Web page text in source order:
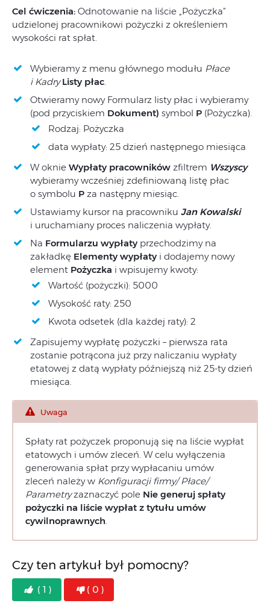
Cel ćwiczenia: Odnotowanie na liście „Pożyczka”
udzielonej pracownikowi pożyczki z określeniem
wysokości rat spłat.
Wybieramy z menu głównego modułu Płace
i KadryListy płac.
Otwieramy nowy Formularz listy płac i wybieramy
(pod przyciskiem Dokument) symbol P (Pożyczka).
Rodzaj: Pożyczka
data wypłaty: 25 dzień następnego miesiąca
W oknie Wypłaty pracowników zfiltrem Wszyscy
wybieramy wcześniej zdefiniowaną listę płac
o symbolu P za następny miesiąc.
Ustawiamy kursor na pracowniku Jan Kowalski
i uruchamiany proces naliczenia wypłaty.
Na Formularzu wypłaty przechodzimy na
zakładkę Elementy wypłaty i dodajemy nowy
element Pożyczka i wpisujemy kwoty:
Wartość (pożyczki): 5000
Wysokość raty: 250
Kwota odsetek (dla każdej raty): 2
Zapisujemy wypłatę pożyczki – pierwsza rata
zostanie potrącona już przy naliczaniu wypłaty
etatowej z datą wypłaty późniejszą niż 25-ty dzień
miesiąca.
Uwaga
Spłaty rat pożyczek proponują się na liście wypłat
etatowych i umów zleceń. W celu wyłączenia
generowania spłat przy wypłacaniu umów
zleceń należy w Konfiguracji firmy/ Płace/
Parametryzaznaczyć pole Nie generuj spłaty
pożyczki na liście wypłat z tytułu umów
cywilnoprawnych.
Czy ten artykuł był pomocny?
( 1 ) ( 0 )